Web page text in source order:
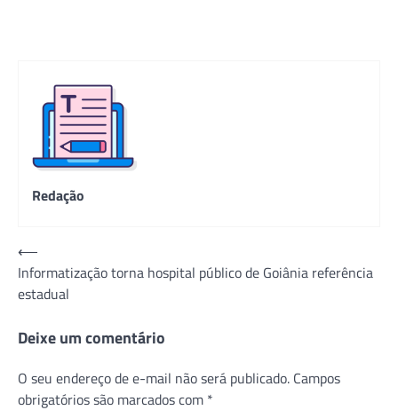
Redação
Navegação
de
Post
⟵
Informatização torna hospital público de Goiânia referência
estadual
Deixe um comentário
O seu endereço de e-mail não será publicado. Campos
obrigatórios são marcados com *